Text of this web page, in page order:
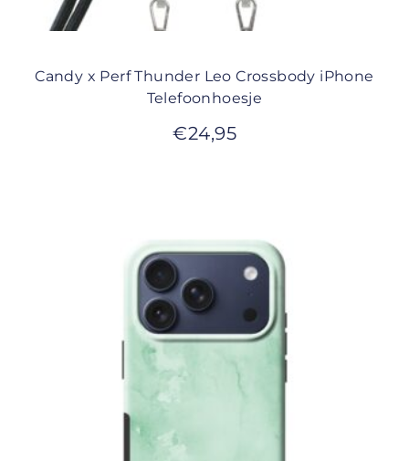
Candy x Perf Thunder Leo Crossbody iPhone
Telefoonhoesje
€24,95